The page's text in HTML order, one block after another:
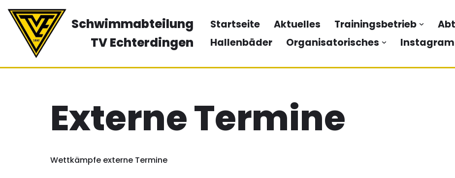
Zum
Inhalt
springen
Schwimmabteilung
TV Echterdingen
Startseite Aktuelles Trainingsbetrieb
Hallenbäder
Organisatorisches
Externe Termine
Wettkämpfe externe Termine